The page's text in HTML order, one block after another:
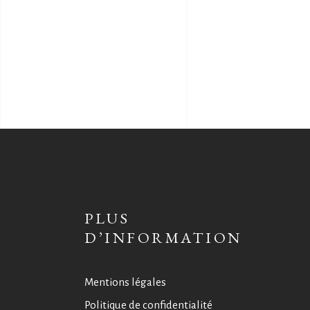
PLUS
D’INFORMATION
Mentions légales
Politique de confidentialité